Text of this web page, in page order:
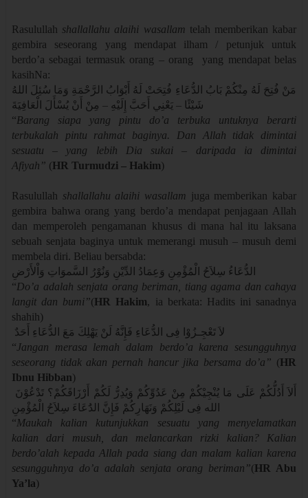
Rasulullah shallallahu alaihi wasallam telah memberikan kabar
gembira seseorang yang mendapat ilham / petunjuk untuk
berdo’a sebagai termasuk orang – orang yang mendapat belas
kasihNa:
مَنْ فُتِحَ لَهُ مِنْكُمْ بَابُ الدُّعَاءِ فُتِحَتْ لَهُ أَبْوَابُ الرَّحْمَةِ وَمَا سُئِلَ اللهُ
شَيْئًا – يَعْنِي أَحَبَّ إِلَيْهِ – مِنْ أَنْ يُسْأَلَ الْعَافِيَةَ
“Barang siapa yang pintu do’a terbuka untuknya berarti
terbukalah pintu rahmat baginya. Dan Allah tidak dimintai
sesuatu – yang lebih Dia sukai – daripada ia dimintai
Afiyah” (HR Turmudzi – Hakim)
Rasulullah shallallahu alaihi wasallam juga memberikan kabar
gembira bahwa orang yang berdo’a mendapat penjagaan Allah
dan memperoleh pengamanan khusus di mana hal itu laksana
sebuah senjata baginya untuk memerangi musuh – musuh demi
membela diri. Beliau bersabda:
الدُّعَاءُ سِلاَحُ الْمُؤْمِنِ وَعِمَادُ الدِّيْنِ وَنُوْرُ السَّموَاتِ وَاْلأَرْضِ
“Do’a adalah senjata orang beriman, tiang agama dan cahaya
langit dan bumi”(HR Hakim, ia berkata: Hadits ini sanadnya
shahih)
لاَ تَعْجِـزُوْا فِى الدُّعَاءِ فَإِنَّهُ لَنْ يَهْلِكَ مَعَ الدُّعَاءِ أَحَدٌ
“ Jangan merasa lemah dalam berdo’a karena sesungguhnya
seseorang tidak akan pernah hancur jika bersama do’a” (HR
Ibnu Hibban)
أَلاَ أَدُلُّكُمْ عَلَى مَا يُنْجِيْكُمْ مِنْ عَدُوِّكُمْ وَيُدِرُّ لَكُمْ أَرْزَاقَكُمْ؟ تَدْعُوْنَ
الله فِى لَيْلِكُمْ وَنَهَارِكُمْ فَإِنَّ الدَُعَاءَ سِلاَحُ الْمُؤْمِنِ
“Maukah kalian kutunjukkan sesuatu yang menyelamatkan
kalian dari musuh, dan melancarkan rizki kalian? Kalian
berdo’alah kepada Allah pada siang dan malam kalian karena
sesungguhnya do’a adalah senjata orang beriman”(HR Abu
Ya’la)